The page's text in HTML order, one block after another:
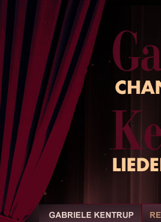
Benutzerspezifische
Direkt
zum
Sektionen